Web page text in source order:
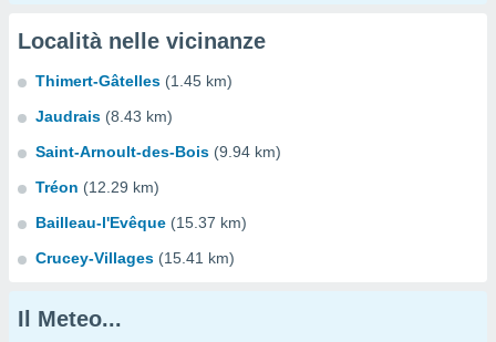
Località nelle vicinanze
Thimert-Gâtelles (1.45 km)
Jaudrais (8.43 km)
Saint-Arnoult-des-Bois (9.94 km)
Tréon (12.29 km)
Bailleau-l'Evêque (15.37 km)
Crucey-Villages (15.41 km)
Il Meteo...